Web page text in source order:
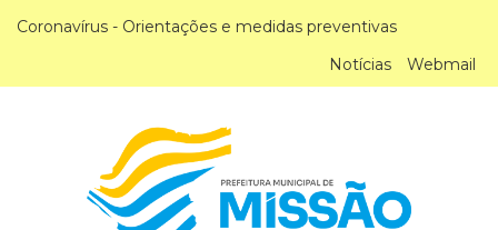
Coronavírus - Orientações e medidas preventivas
Notícias
Webmail